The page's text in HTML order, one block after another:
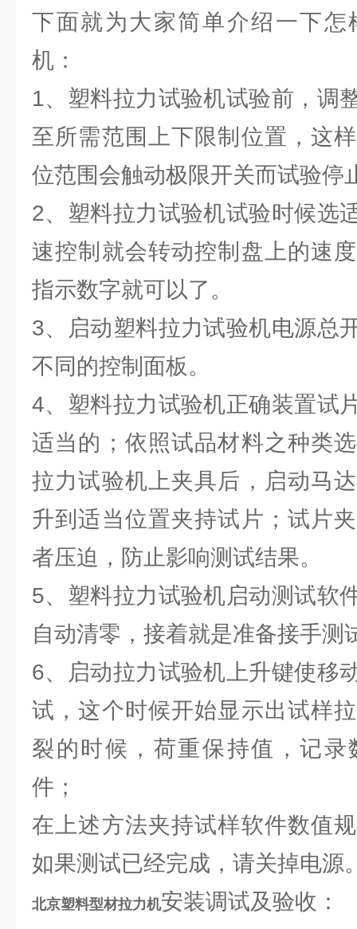
下面就为大家简单介绍一下怎
机：
1、塑料拉力试验机试验前，调
至所需范围上下限制位置，这
位范围会触动极限开关而试验停
2、塑料拉力试验机试验时候选
速控制就会转动控制盘上的速
指示数字就可以了。
3、启动塑料拉力试验机电源总
不同的控制面板。
4、塑料拉力试验机正确装置试
适当的；依照试品材料之种类
拉力试验机上夹具后，启动马
升到适当位置夹持试片；试片
者压迫，防止影响测试结果。
5、塑料拉力试验机启动测试软
自动清零，接着就是准备接手测
6、启动拉力试验机上升键使移
试，这个时候开始显示出试样
裂的时候，荷重保持值，记
件；
在上述方法夹持试样软件数值
如果测试已经完成，请关掉电源
北京塑料型材拉力机安装调试及验收：